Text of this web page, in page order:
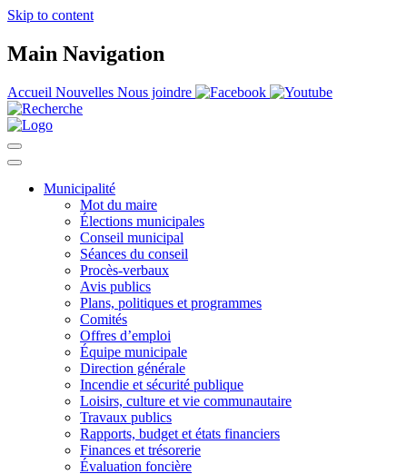
Skip to content
Main Navigation
Accueil Nouvelles Nous joindre
Municipalité
Mot du maire
Élections municipales
Conseil municipal
Séances du conseil
Procès-verbaux
Avis publics
Plans, politiques et programmes
Comités
Offres d’emploi
Équipe municipale
Direction générale
Incendie et sécurité publique
Loisirs, culture et vie communautaire
Travaux publics
Rapports, budget et états financiers
Finances et trésorerie
Évaluation foncière